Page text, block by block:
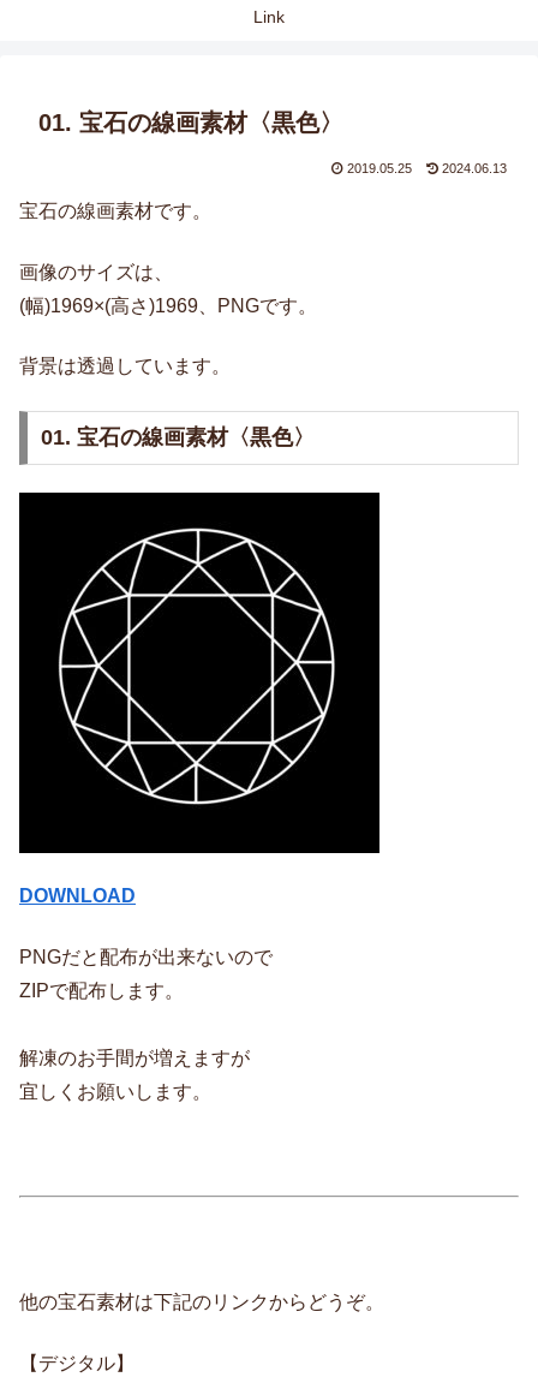
Link
01. 宝石の線画素材〈黒色〉
2019.05.25 2024.06.13
宝石の線画素材です。
画像のサイズは、
(幅)1969×(高さ)1969、PNGです。
背景は透過しています。
01. 宝石の線画素材〈黒色〉
DOWNLOAD
PNGだと配布が出来ないので
ZIPで配布します。
解凍のお手間が増えますが
宜しくお願いします。
他の宝石素材は下記のリンクからどうぞ。
【デジタル】